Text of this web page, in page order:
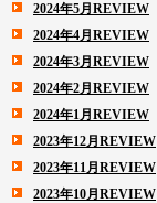
2024年5月REVIEW
2024年4月REVIEW
2024年3月REVIEW
2024年2月REVIEW
2024年1月REVIEW
2023年12月REVIEW
2023年11月REVIEW
2023年10月REVIEW